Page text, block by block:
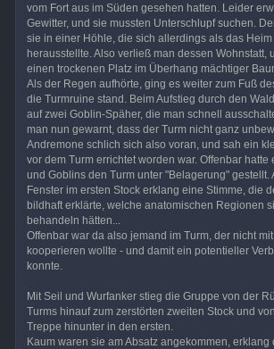
vom Fort aus im Süden gesehen hatten. Leider
Gewitter, und sie mussten Unterschlupf suchen.
sie in einer Höhle, die sich allerdings als das
herausstellte. Also verließ man dessen Wohnstatt,
einen trockenen Platz im Überhang mächtiger
Als der Regen aufhörte, ging es weiter zum Fuß
die Turmruine stand. Beim Aufstieg durch den
auf zwei Goblin-Späher, die man schnell
man nun gewarnt, dass der Turm nicht ganz
Andremone schlich sich also voran, und sah ein
vor dem Turm errichtet worden war. Offenbar hatte
und Goblins den Turm unter "Belagerung" gestellt.
Fenster im ersten Stock erklang eine Stimme, die
bildhaft erklärte, welche anatomischen Regionen
behandeln hätten...
Offenbar war da also jemand im Turm, der nicht
kooperieren wollte - und damit ein potentieller
konnte.
Mit Seil und Wurfanker stieg die Gruppe von der
Turms hinauf zum zerstörten zweiten Stock und
Treppe hinunter in den ersten.
Kaum waren sie am Absatz angekommen, erklang